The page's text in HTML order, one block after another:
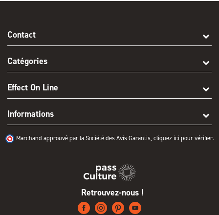
Contact
Catégories
Effect On Line
Informations
Marchand approuvé par la Société des Avis Garantis, cliquez ici pour vérifier.
Retrouvez-nous !